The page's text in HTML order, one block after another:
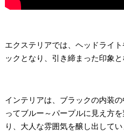
エクステリアでは、ヘッドライ
ックとなり、引き締まった印象と
インテリアは、ブラックの内装
ってブルー～パープルに見え方
り、大人な雰囲気を醸し出してい